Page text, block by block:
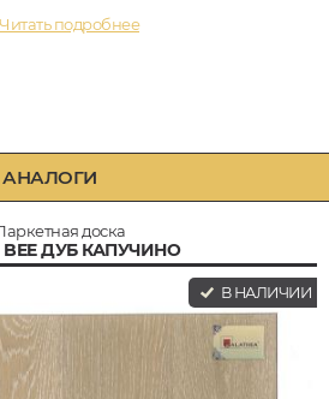
Читать подробнее
АНАЛОГИ
доска
BEE ДУБ КАПУЧИНО
В НАЛИЧИИ